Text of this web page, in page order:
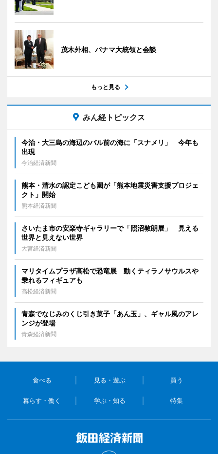
茂木外相、パナマ大統領と会談
もっと見る
みん経トピックス
今治・大三島の海辺のバル前の海に「スナメリ」 今年も
出現
今治経済新聞
熊本・清水の認定こども園が「熊本地震災害支援プロジェ
クト」開始
熊本経済新聞
さいたま市の安楽寺ギャラリーで「照沼敦朗展」 見える
世界と見えない世界
大宮経済新聞
マリタイムプラザ高松で恐竜展 動くティラノサウルスや
乗れるフィギュアも
高松経済新聞
青森でなじみのくじ引き菓子「あん玉」、ギャル風のアレ
ンジが登場
青森経済新聞
食べる 見る・遊ぶ 買う
暮らす・働く 学ぶ・知る 特集